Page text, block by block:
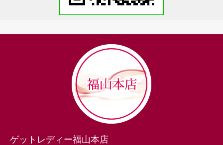
ゲットレディー福山本店